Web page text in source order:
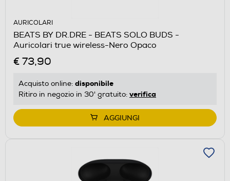
AURICOLARI
BEATS BY DR.DRE - BEATS SOLO BUDS -
Auricolari true wireless-Nero Opaco
€ 73,90
Acquisto online: disponibile
Ritiro in negozio in 30' gratuito: verifica
AGGIUNGI